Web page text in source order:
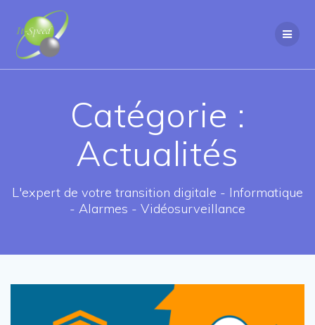
Catégorie :
Actualités
L'expert de votre transition digitale - Informatique
- Alarmes - Vidéosurveillance